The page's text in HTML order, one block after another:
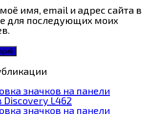
имя, email и адрес сайта в
для последующих моих
значков на панели
Discovery L462
значков на панели